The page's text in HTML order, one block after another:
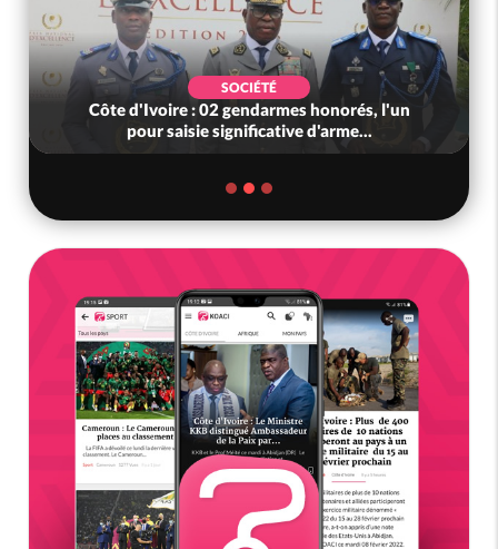
SOCIÉTÉ
Côte d'Ivoire : 02 gendarmes honorés, l'un
pour saisie significative d'arme...